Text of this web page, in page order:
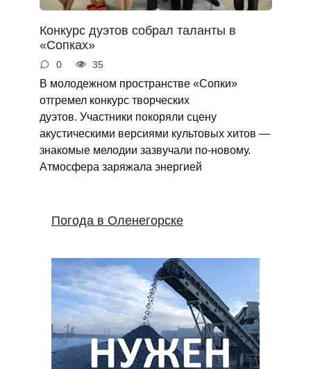
Конкурс дуэтов собрал таланты в
«Сопках»
0 35
В молодежном пространстве «Сопки»
отгремел конкурс творческих
дуэтов. Участники покоряли сцену
акустическими версиями культовых хитов —
знакомые мелодии зазвучали по‑новому.
Атмосфера заряжала энергией
Погода в Оленегорске